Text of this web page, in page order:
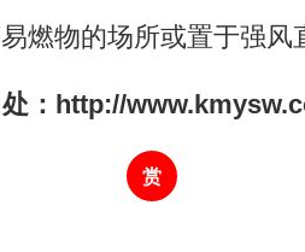
燃物的场所或置于强风
处：http://
赏